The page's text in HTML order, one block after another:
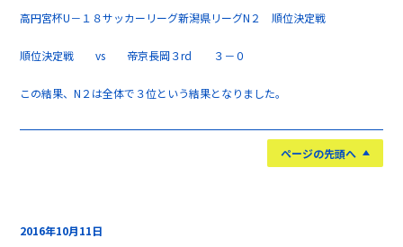
高円宮杯U－１８サッカーリーグ新潟県リーグN２ 順位決定戦
順位決定戦 vs 帝京長岡３rd ３－０
この結果、N２は全体で３位という結果となりました。
ページの先頭へ
2016年10月11日